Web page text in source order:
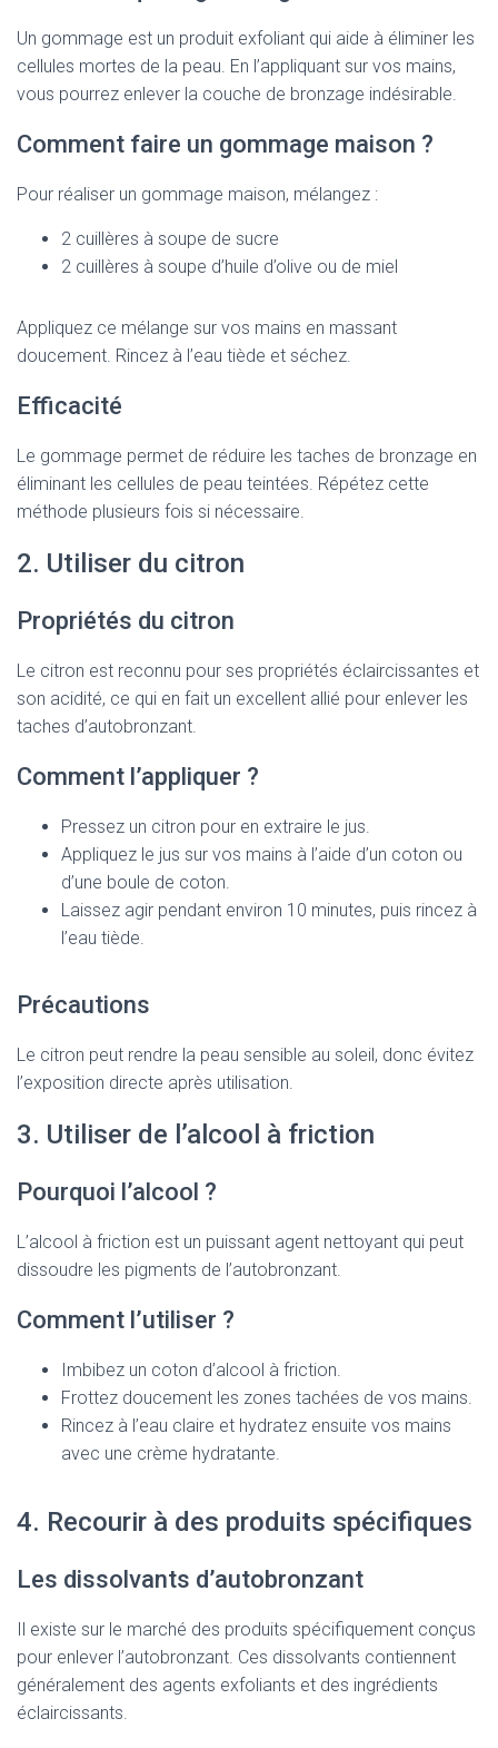
Un gommage est un produit exfoliant qui aide à éliminer les
cellules mortes de la peau. En l’appliquant sur vos mains,
vous pourrez enlever la couche de bronzage indésirable.
Comment faire un gommage maison ?
Pour réaliser un gommage maison, mélangez :
2 cuillères à soupe de sucre
2 cuillères à soupe d’huile d’olive ou de miel
Appliquez ce mélange sur vos mains en massant
doucement. Rincez à l’eau tiède et séchez.
Efficacité
Le gommage permet de réduire les taches de bronzage en
éliminant les cellules de peau teintées. Répétez cette
méthode plusieurs fois si nécessaire.
2. Utiliser du citron
Propriétés du citron
Le citron est reconnu pour ses propriétés éclaircissantes et
son acidité, ce qui en fait un excellent allié pour enlever les
taches d’autobronzant.
Comment l’appliquer ?
Pressez un citron pour en extraire le jus.
Appliquez le jus sur vos mains à l’aide d’un coton ou
d’une boule de coton.
Laissez agir pendant environ 10 minutes, puis rincez à
l’eau tiède.
Précautions
Le citron peut rendre la peau sensible au soleil, donc évitez
l’exposition directe après utilisation.
3. Utiliser de l’alcool à friction
Pourquoi l’alcool ?
L’alcool à friction est un puissant agent nettoyant qui peut
dissoudre les pigments de l’autobronzant.
Comment l’utiliser ?
Imbibez un coton d’alcool à friction.
Frottez doucement les zones tachées de vos mains.
Rincez à l’eau claire et hydratez ensuite vos mains
avec une crème hydratante.
4. Recourir à des produits spécifiques
Les dissolvants d’autobronzant
Il existe sur le marché des produits spécifiquement conçus
pour enlever l’autobronzant. Ces dissolvants contiennent
généralement des agents exfoliants et des ingrédients
éclaircissants.